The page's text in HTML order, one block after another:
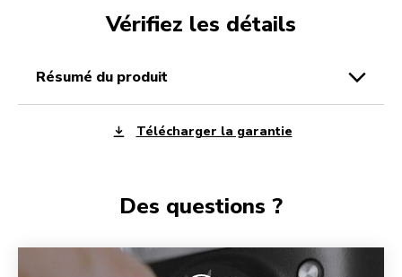
Vérifiez les détails
résumé du produit
Télécharger la garantie
Des questions ?